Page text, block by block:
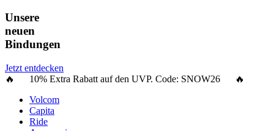
Unsere
neuen
Bindungen
Jetzt entdecken
🔥 10% Extra Rabatt auf den UVP. Code: SNOW26 🔥
Volcom
Capita
Ride